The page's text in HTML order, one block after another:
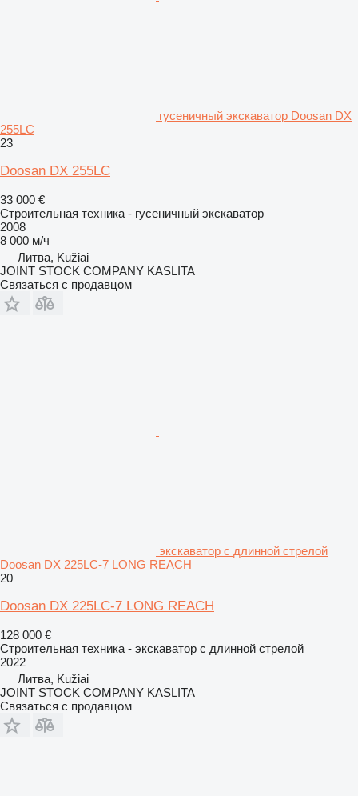
гусеничный экскаватор Doosan DX
255LC
23
Doosan DX 255LC
33 000 €
Строительная техника - гусеничный экскаватор
2008
8 000 м/ч
Литва, Kužiai
JOINT STOCK COMPANY KASLITA
Связаться с продавцом
экскаватор с длинной стрелой
Doosan DX 225LC-7 LONG REACH
20
Doosan DX 225LC-7 LONG REACH
128 000 €
Строительная техника - экскаватор с длинной стрелой
2022
Литва, Kužiai
JOINT STOCK COMPANY KASLITA
Связаться с продавцом